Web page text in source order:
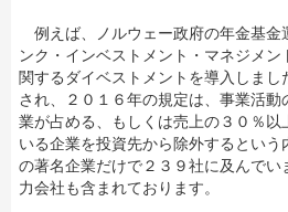
例えば、ノルウェー政府の年金基金
ンク・インベストメント・マネジメ
関するダイベストメントを導入しま
され、２０１６年の規定は、事業活
業が占める、もしくは売上の３０％
いる企業を投資先から除外するとい
の著名企業だけで２３９社に及んで
力会社も含まれております。